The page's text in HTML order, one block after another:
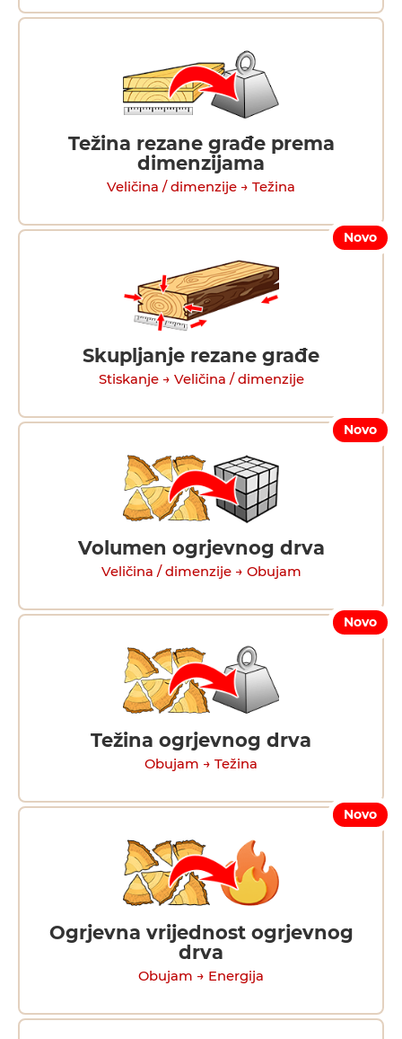
Težina rezane građe prema
dimenzijama
Veličina / dimenzije → Težina
Novo
Skupljanje rezane građe
Stiskanje → Veličina / dimenzije
Novo
Volumen ogrjevnog drva
Veličina / dimenzije → Obujam
Novo
Težina ogrjevnog drva
Obujam → Težina
Novo
Ogrjevna vrijednost ogrjevnog
drva
Obujam → Energija